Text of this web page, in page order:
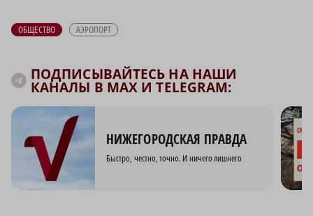
ОБЩЕСТВО АЭРОПОРТ
ПОДПИСЫВАЙТЕСЬ НА НАШИ
КАНАЛЫ В MAX И TELEGRAM:
НИЖЕГОРОДСКАЯ ПРАВДА
Быстро, честно, точно. И ничего лишнего